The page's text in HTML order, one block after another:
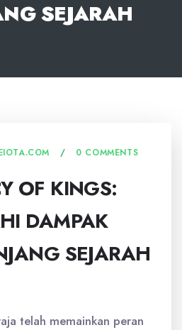
Maxwin
SEJARAH
0 COMMENTS
OF KINGS:
DAMPAK
SEJARAH
telah memainkan peran